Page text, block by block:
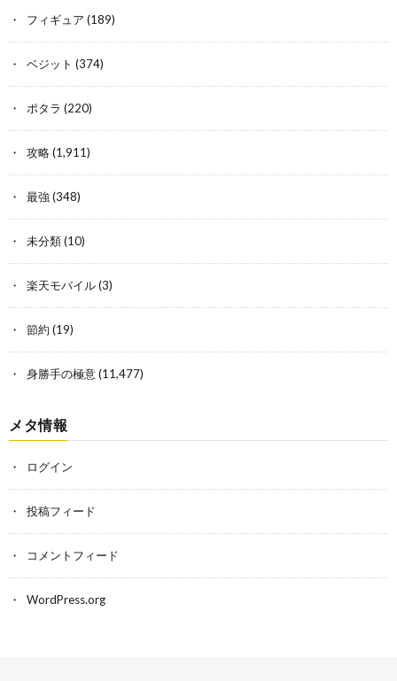
フィギュア (189)
ベジット (374)
ポタラ (220)
攻略(1,911)
最強 (348)
未分類(10)
楽天モバイル(3)
節約 (19)
身勝手の極意(11,477)
メタ情報
ログイン
投稿フィード
コメントフィード
WordPress.org